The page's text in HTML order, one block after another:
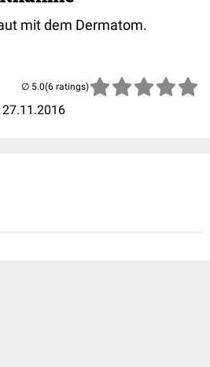
mit dem Dermatom.
27.11.2016
(6 ratings)